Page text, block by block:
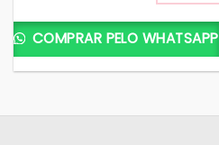
COMPRAR PELO WHATSAPP